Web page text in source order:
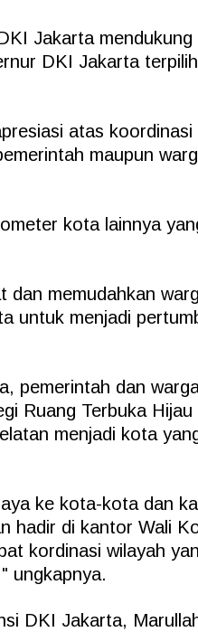
Jakarta mendukung
DKI Jakarta
atas
maupun
kota lainnya
dan memudahkan
untuk menjadi
pemerintah dan
Ruang Terbuka
menjadi kota
ke kota-kota dan
hadir di kantor Wali
kordinasi wilayah
ungkapnya.
DKI Jakarta,